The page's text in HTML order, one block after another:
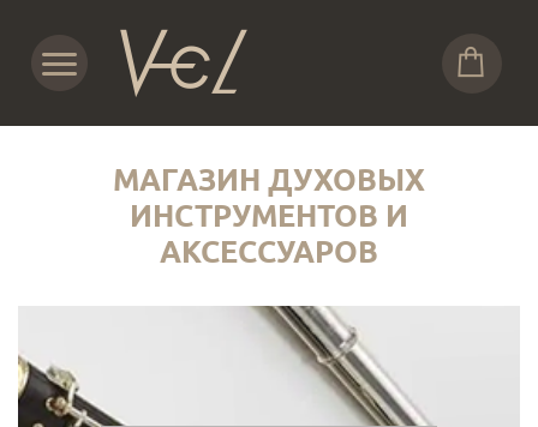
МАГАЗИН ДУХОВЫХ
ИНСТРУМЕНТОВ И
АКСЕССУАРОВ